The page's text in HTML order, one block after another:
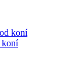
koní